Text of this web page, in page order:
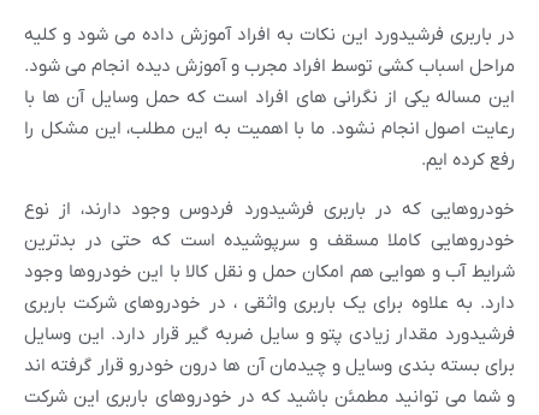
در باربری فرشیدورد این نکات به افراد آموزش داده می شود و کلیه
مراحل اسباب کشی توسط افراد مجرب و آموزش دیده انجام می شود.
این مساله یکی از نگرانی های افراد است که حمل وسایل آن ها با
رعایت اصول انجام نشود. ما با اهمیت به این مطلب، این مشکل را
رفع کرده ایم.
خودروهایی که در باربری فرشیدورد فردوس وجود دارند، از نوع
خودروهایی کاملا مسقف و سرپوشیده است که حتی در بدترین
شرایط آب و هوایی هم امکان حمل و نقل کالا با این خودروها وجود
دارد. به علاوه برای یک باربری واثقی ، در خودروهای شرکت باربری
فرشیدورد مقدار زیادی پتو و سایل ضربه گیر قرار دارد. این وسایل
برای بسته بندی وسایل و چیدمان آن ها درون خودرو قرار گرفته اند
و شما می توانید مطمئن باشید که در خودروهای باربری این شرکت